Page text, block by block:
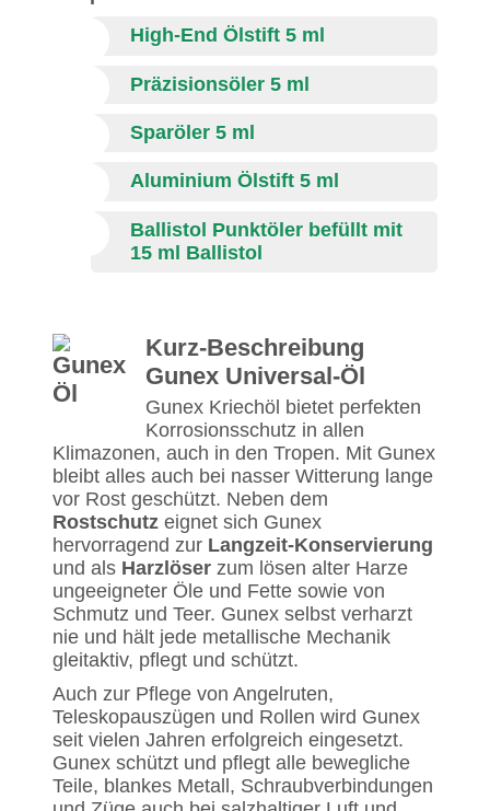
High-End Ölstift 5 ml
Präzisionsöler 5 ml
Sparöler 5 ml
Aluminium Ölstift 5 ml
Ballistol Punktöler befüllt mit
15 ml Ballistol
Kurz-Beschreibung
Gunex Universal-Öl
Gunex Kriechöl bietet perfekten
Korrosionsschutz in allen
Klimazonen, auch in den Tropen. Mit Gunex
bleibt alles auch bei nasser Witterung lange
vor Rost geschützt. Neben dem
Rostschutz eignet sich Gunex
hervorragend zur Langzeit-Konservierung
und als Harzlöser zum lösen alter Harze
ungeeigneter Öle und Fette sowie von
Schmutz und Teer. Gunex selbst verharzt
nie und hält jede metallische Mechanik
gleitaktiv, pflegt und schützt.
Auch zur Pflege von Angelruten,
Teleskopauszügen und Rollen wird Gunex
seit vielen Jahren erfolgreich eingesetzt.
Gunex schützt und pflegt alle bewegliche
Teile, blankes Metall, Schraubverbindungen